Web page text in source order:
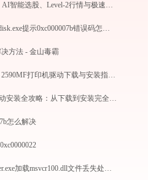
同花顺PC版使用教程：AI智能选股、Level-2行情与极速交易一站式炒股指南
百度网盘打开BaiduNetdisk.exe提示0xc000007b错误码怎么办
方法 - 金山毒霸
柯尼卡美能达magicolor 2590MF打印机驱动下载与安装指南：一步步教您操作
极光尔沃A8S打印机驱动安装全攻略：从下载到安装完全教程
怎么解决
COCO浏览程序 Browser.exe加载msvcr100.dll文件丢失处理办法